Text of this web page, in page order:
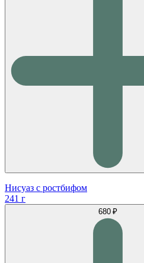
Нисуаз с ростбифом
241 г
680 ₽